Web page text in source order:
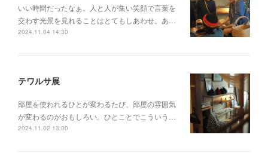
いい時間だったなぁ。人と人が集い笑顔で言葉を
交わす光景を見れることはとてもしあわせ。あ…
2024.11.04 14:30
テワルサ展
部屋を使われるひとが変わるたび、部屋の雰囲気
が変わるのがおもしろい。ひとことでこういう…
2024.11.02 13:00